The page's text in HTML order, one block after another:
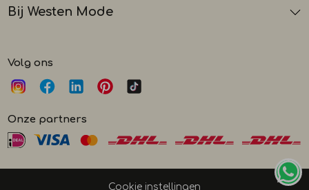
Bij Westen Mode
Volg ons
Onze partners
Cookie instellingen